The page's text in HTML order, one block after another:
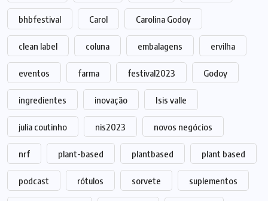
bhbfestival Carol Carolina Godoy
clean label coluna embalagens ervilha
eventos farma festival2023 Godoy
ingredientes inovação Isis valle
julia coutinho nis2023 novos negócios
nrf plant-based plantbased plant based
podcast rótulos sorvete suplementos